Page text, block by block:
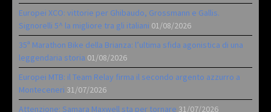
Europei XCO: vittorie per Ghibaudo, Grossmann e Gallis.
Signorelli 5^ la migliore tra gli italiani 01/08/2026
35ª Marathon Bike della Brianza: l’ultima sfida agonistica di una
leggendaria storia 01/08/2026
Europei MTB: il Team Relay firma il secondo argento azzurro a
Monteceneri 31/07/2026
Attenzione: Samara Maxwell sta per tornare 31/07/2026